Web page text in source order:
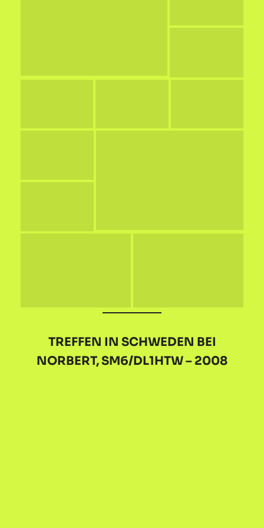
TREFFEN IN SCHWEDEN BEI
NORBERT, SM6/DL1HTW – 2008